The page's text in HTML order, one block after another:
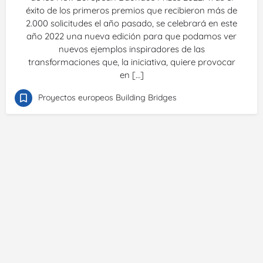
éxito de los primeros premios que recibieron más de
2.000 solicitudes el año pasado, se celebrará en este
año 2022 una nueva edición para que podamos ver
nuevos ejemplos inspiradores de las
transformaciones que, la iniciativa, quiere provocar
en […]
Proyectos europeos Building Bridges